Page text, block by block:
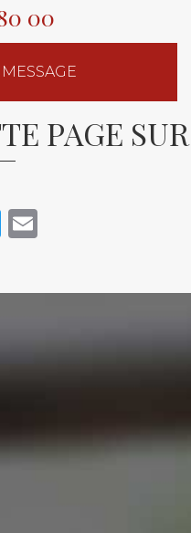
00
PAGE SUR
Twitter